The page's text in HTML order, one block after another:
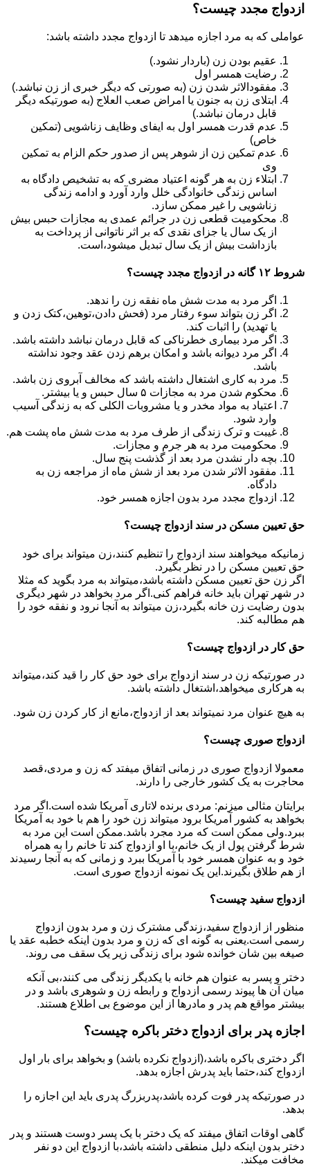
ازدواج مجدد چیست؟
عواملی که به مرد اجازه میدهد تا ازدواج مجدد داشته باشد:
عقیم بودن زن (باردار نشود.)
رضایت همسر اول
مفقودالاثر شدن زن (به صورتی که دیگر خبری از زن نباشد.)
ابتلای زن به جنون یا امراض صعب العلاج (به صورتیکه دیگر
قابل درمان نباشد.)
عدم قدرت همسر اول به ایفای وظایف زناشویی (تمکین
خاص)
عدم تمکین زن از شوهر پس از صدور حکم الزام به تمکین
وی
ابتلاء زن به هر گونه اعتیاد مضری که به تشخیص دادگاه به
اساس زندگی خانوادگی خلل وارد آورد و ادامه زندگی
زناشویی را غیر ممکن سازد.
محکومیت قطعی زن در جرائم عمدی به مجازات حبس بیش
از یک سال یا جزای نقدی که بر اثر ناتوانی از پرداخت به
بازداشت بیش از یک سال تبدیل می‎شود،است.
شروط ۱۲ گانه در ازدواج مجدد چیست؟
اگر مرد به مدت شش ماه نفقه زن را ندهد.
اگر زن بتواند سوء رفتار مرد (فحش دادن،توهین،کتک زدن و
یا تهدید) را اثبات کند.
اگر مرد بیماری خطرناکی که قابل درمان نباشد داشته باشد.
اگر مرد دیوانه باشد و امکان برهم زدن عقد وجود نداشته
باشد.
مرد به کاری اشتغال داشته باشد که مخالف آبروی زن باشد.
محکوم شدن مرد به مجازات ۵ سال حبس و یا بیشتر.
اعتیاد به مواد مخدر و یا مشروبات الکلی که به زندگی آسیب
وارد شود.
غیبت و ترک زندگی از طرف مرد به مدت شش ماه پشت هم.
محکومیت مرد به هر جرم و مجازات.
بچه دار نشدن مرد بعد از گذشت پنج سال.
مفقود الاثر شدن مرد بعد از شش ماه از مراجعه زن به
دادگاه.
ازدواج مجدد مرد بدون اجازه همسر خود.
حق تعیین مسکن در سند ازدواج چیست؟
زمانیکه میخواهند سند ازدواج را تنظیم کنند،زن میتواند برای خود
حق تعیین مسکن را در نظر بگیرد.
اگر زن حق تعیین مسکن داشته باشد،میتواند به مرد بگوید که مثلا
در شهر تهران باید خانه فراهم کنی.اگر مرد بخواهد در شهر دیگری
بدون رضایت زن خانه بگیرد،زن میتواند به آنجا نرود و نفقه خود را
هم مطالبه کند.
حق کار در ازدواج چیست؟
در صورتیکه زن در سند ازدواج برای خود حق کار را قید کند،میتواند
به هرکاری میخواهد،اشتغال داشته باشد.
به هیچ عنوان مرد نمیتواند بعد از ازدواج،مانع از کار کردن زن شود.
ازدواج صوری چیست؟
معمولا ازدواج صوری در زمانی اتفاق میفتد که زن و مردی،قصد
محاجرت به یک کشور خارجی را دارند.
برایتان مثالی میزنم: مردی برنده لاتاری آمریکا شده است.اگر مرد
بخواهد به کشور آمریکا برود میتواند زن خود را هم با خود به آمریکا
ببرد.ولی ممکن است که مرد مجرد باشد.ممکن است این مرد به
شرط گرفتن پول از یک خانم،با او ازدواج کند تا خانم را به همراه
خود و به عنوان همسر خود با آمریکا ببرد و زمانی که به آنجا رسیدند
از هم طلاق بگیرند.این یک نمونه ازدواج صوری است.
ازدواج سفید چیست؟
منظور از ازدواج سفید،زندگی مشترک زن و مرد بدون ازدواج
رسمی است.یعنی به گونه ای که زن و مرد بدون اینکه خطبه عقد یا
صیغه بین شان خوانده شود برای زندگی زیر یک سقف می روند.
دختر و پسر به عنوان هم خانه با یکدیگر زندگی می کنند،بی آنکه
میان آن ها پیوند رسمی ازدواج و رابطه زن و شوهری باشد و در
بیشتر مواقع هم پدر و مادرها از این موضوع بی اطلاع هستند.
اجازه پدر برای ازدواج دختر باکره چیست؟
اگر دختری باکره باشد،(ازدواج نکرده باشد) و بخواهد برای بار اول
ازدواج کند،حتما باید پدرش اجازه بدهد.
در صورتیکه پدر فوت کرده باشد،پدربزرگ پدری باید این اجازه را
بدهد.
گاهی اوقات اتفاق میفتد که یک دختر با یک پسر دوست هستند و پدر
دختر بدون اینکه دلیل منطقی داشته باشد،با ازدواج این دو نفر
مخافت میکند.